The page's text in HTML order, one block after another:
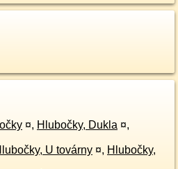
¤, Hlubočky, Dukla ¤,
U továrny ¤, Hlubočky,